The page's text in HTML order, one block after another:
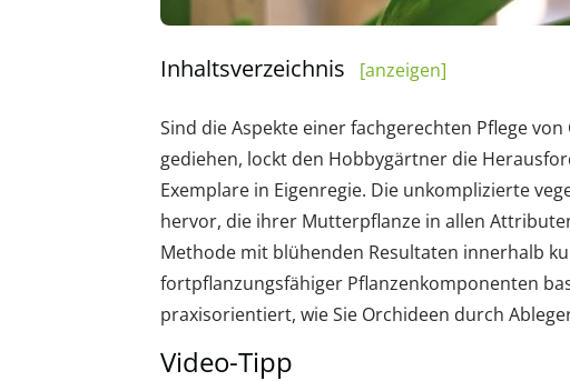
Inhaltsverzeichnis [anzeigen]
Sind die Aspekte einer fachgerechten Pflege
gediehen, lockt den Hobbygärtner die
Exemplare in Eigenregie. Die unkomplizierte
hervor, die ihrer Mutterpflanze in allen
Methode mit blühenden Resultaten innerhalb
fortpflanzungsfähiger Pflanzenkomponenten
praxisorientiert, wie Sie Orchideen durch
Video-Tipp